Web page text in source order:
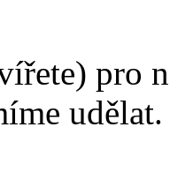
pro
udělat.